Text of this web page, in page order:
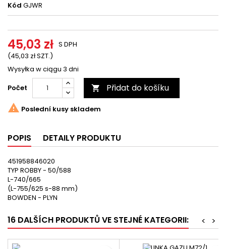
Kód GJWR
45,03 zł
(45,03 zł SZT.)
S DPH
Wysyłka w ciągu 3 dni
Počet
 Přidat do košíku
 Poslední kusy skladem
POPIS DETAILY PRODUKTU
451958846020
TYP ROBBY - 50/588
L-740/665
(L-755/625 s-88 mm)
BOWDEN - PLYN
16 DALŠÍCH PRODUKTŮ VE STEJNÉ KATEGORII: >
<